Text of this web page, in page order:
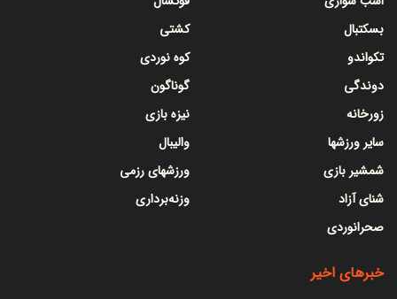
بسکتبال
تکواندو
دوندگی
زورخانه
سایر ورزشها
شمشیر بازی
شنای آزاد
صحرانوردی
کشتی
کوه نوردی
گوناگون
نیزه بازی
والیبال
ورزشهای رزمی
وزنه‌برداری
خبرهای اخیر